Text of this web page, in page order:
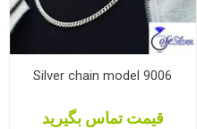
Silver chain model 9006
قیمت تماس بگیرید